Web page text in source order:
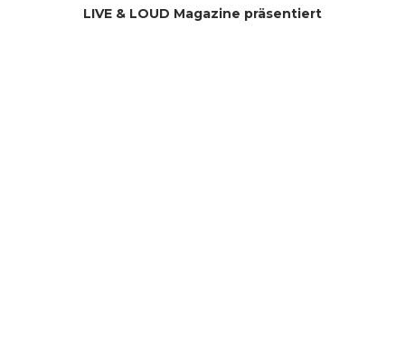
LIVE & LOUD Magazine präsentiert